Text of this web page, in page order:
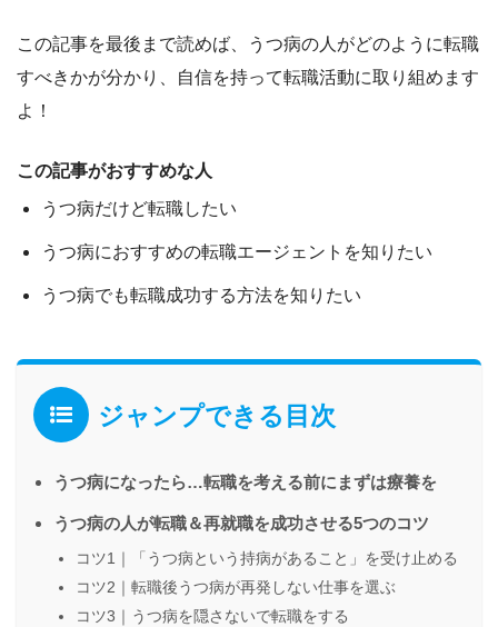
この記事を最後まで読めば、うつ病の人がどのように転職
すべきかが分かり、
自信を持って転職活動に取り組めます
よ！
この記事がおすすめな人
うつ病だけど転職したい
うつ病におすすめの転職エージェントを知りたい
うつ病でも転職成功する方法を知りたい
ジャンプできる目次
うつ病になったら…転職を考える前にまずは療養を
うつ病の人が転職＆再就職を成功させる5つのコツ
コツ1｜「うつ病という持病があること」を受け止める
コツ2｜転職後うつ病が再発しない仕事を選ぶ
コツ3｜うつ病を隠さないで転職をする